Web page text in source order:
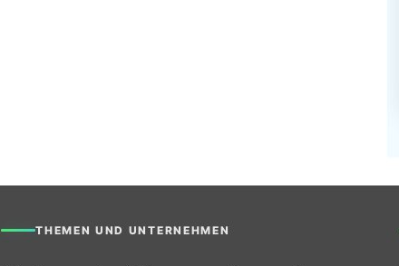
THEMEN UND UNTERNEHMEN